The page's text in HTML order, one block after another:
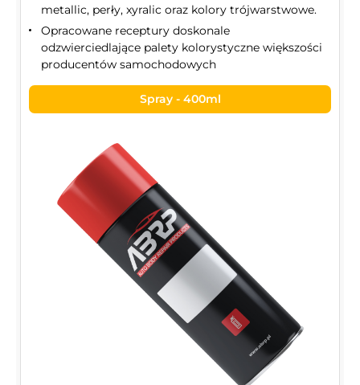
metallic, perły, xyralic oraz kolory trójwarstwowe.
Opracowane receptury doskonale
odzwierciedlające palety kolorystyczne większości
producentów samochodowych
Spray - 400ml